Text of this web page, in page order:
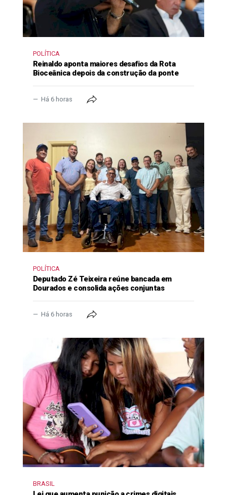
POLÍTICA
Reinaldo aponta maiores desafios da Rota
Bioceânica depois da construção da ponte
Há 6 horas
POLÍTICA
Deputado Zé Teixeira reúne bancada em
Dourados e consolida ações conjuntas
Há 6 horas
BRASIL